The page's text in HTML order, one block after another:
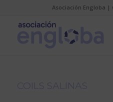
Asociación Engloba |